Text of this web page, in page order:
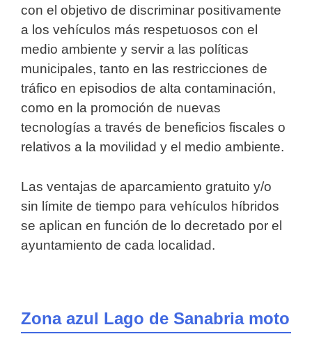
con el objetivo de discriminar positivamente
a los vehículos más respetuosos con el
medio ambiente y servir a las políticas
municipales, tanto en las restricciones de
tráfico en episodios de alta contaminación,
como en la promoción de nuevas
tecnologías a través de beneficios fiscales o
relativos a la movilidad y el medio ambiente.
Las ventajas de aparcamiento gratuito y/o
sin límite de tiempo para vehículos híbridos
se aplican en función de lo decretado por el
ayuntamiento de cada localidad.
Zona azul Lago de Sanabria moto